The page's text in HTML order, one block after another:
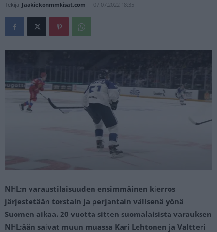
Tekijä Jaakiekonmmkisat.com - 07.07.2022 18:35
NHL:n varaustilaisuuden ensimmäinen kierros
järjestetään torstain ja perjantain välisenä yönä
Suomen aikaa. 20 vuotta sitten suomalaisista varauksen
NHL:ään saivat muun muassa Kari Lehtonen ja Valtteri